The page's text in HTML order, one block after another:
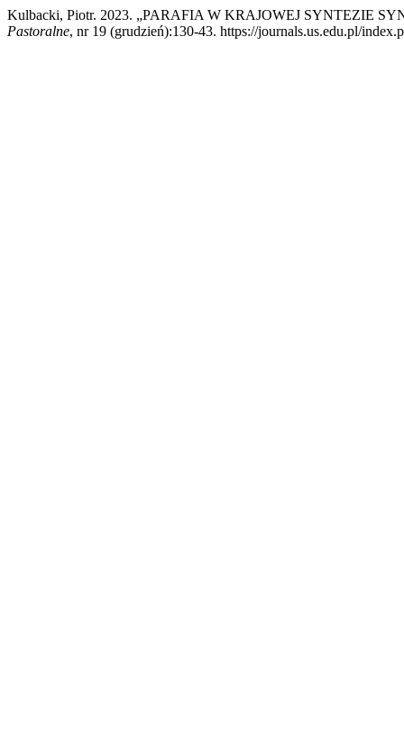
Kulbacki, Piotr. 2023. „PARAFIA W KRAJOWEJ SYNTEZIE
Pastoralne, nr 19 (grudzień):130-43. https://journals.us.edu.pl/